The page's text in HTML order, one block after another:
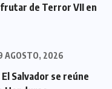
de Terror VII en
AGOSTO, 2026
Salvador se reúne